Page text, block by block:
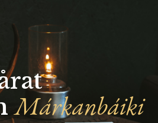
Márkanbáiki